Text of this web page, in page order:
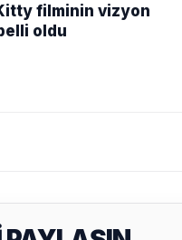
filminin vizyon
oldu